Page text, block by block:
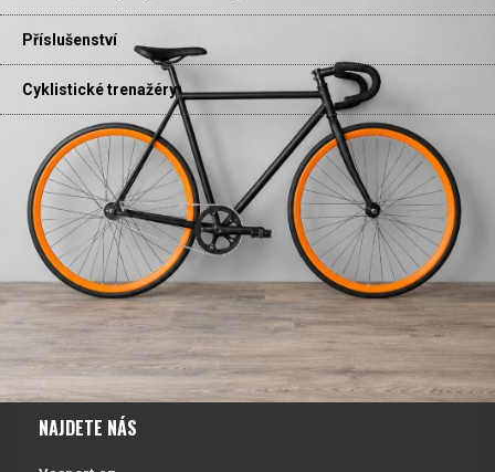
Příslušenství
Cyklistické trenažéry
NAJDETE NÁS